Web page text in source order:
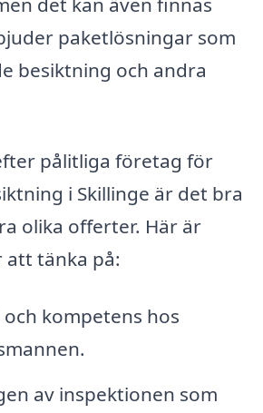
paketlösningar som
besiktning och andra
pålitliga företag för
i Skillinge är det bra
olika offerter. Här är
tänka på:
kompetens hos
av inspektionen som